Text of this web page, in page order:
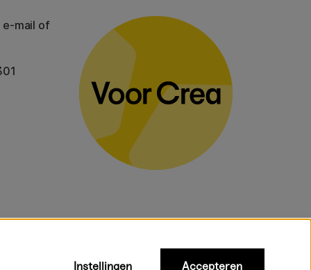
mail of
Instellingen Accepteren